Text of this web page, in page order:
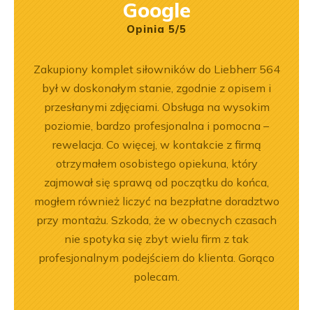
Google
Opinia 5/5
Zakupiony komplet siłowników do Liebherr 564
był w doskonałym stanie, zgodnie z opisem i
przesłanymi zdjęciami. Obsługa na wysokim
poziomie, bardzo profesjonalna i pomocna –
rewelacja. Co więcej, w kontakcie z firmą
otrzymałem osobistego opiekuna, który
zajmował się sprawą od początku do końca,
mogłem również liczyć na bezpłatne doradztwo
przy montażu. Szkoda, że w obecnych czasach
nie spotyka się zbyt wielu firm z tak
profesjonalnym podejściem do klienta. Gorąco
polecam.